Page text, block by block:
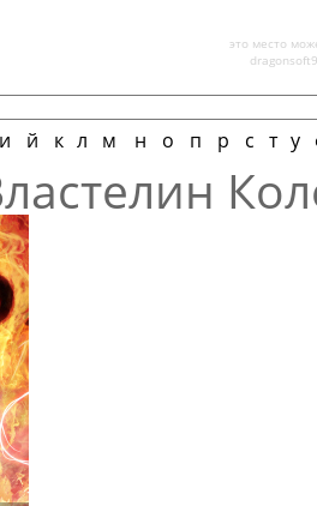
это место
и й к л м н о п р с т у